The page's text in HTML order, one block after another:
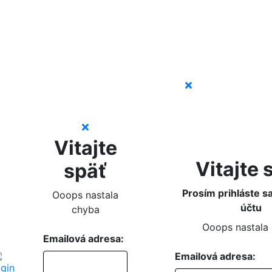
Vitajte
späť
Ooops nastala
chyba
Emailová adresa:
Vitajte
Prosím prihláste
účtu
Ooops nastala
Emailová adresa: